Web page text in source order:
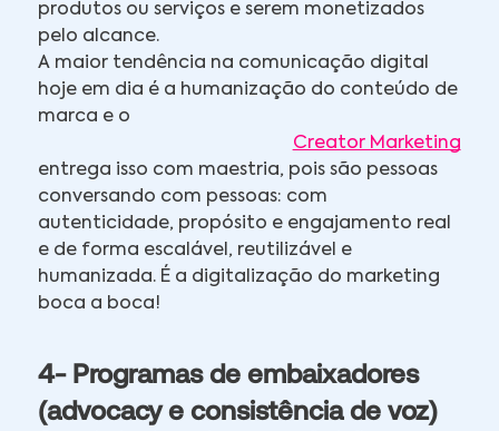
produtos ou serviços e serem monetizados
pelo alcance.
A maior tendência na comunicação digital
hoje em dia é a humanização do conteúdo de
marca e o
Creator Marketing
entrega isso com maestria, pois são pessoas
conversando com pessoas: com
autenticidade, propósito e engajamento real
e de forma escalável, reutilizável e
humanizada. É a digitalização do marketing
boca a boca!
4- Programas de embaixadores
(advocacy e consistência de voz)